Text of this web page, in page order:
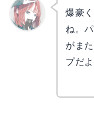
爆豪
ね。
がま
プだよ